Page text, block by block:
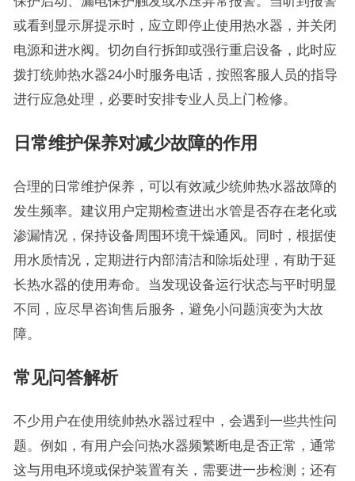
或看到显示屏提示时，应立即停止使用热水器，并关闭
电源和进水阀。切勿自行拆卸或强行重启设备，此时应
拨打统帅热水器24小时服务电话，按照客服人员的指导
进行应急处理，必要时安排专业人员上门检修。
日常维护保养对减少故障的作用
合理的日常维护保养，可以有效减少统帅热水器故障的
发生频率。建议用户定期检查进出水管是否存在老化或
渗漏情况，保持设备周围环境干燥通风。同时，根据使
用水质情况，定期进行内部清洁和除垢处理，有助于延
长热水器的使用寿命。当发现设备运行状态与平时明显
不同，应尽早咨询售后服务，避免小问题演变为大故
障。
常见问答解析
不少用户在使用统帅热水器过程中，会遇到一些共性问
题。例如，有用户会问热水器频繁断电是否正常，通常
这与用电环境或保护装置有关，需要进一步检测；还有